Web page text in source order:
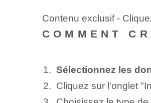
Contenu exclusif -
COMMENT
Sélectionnez les
Cliquez sur l'onglet